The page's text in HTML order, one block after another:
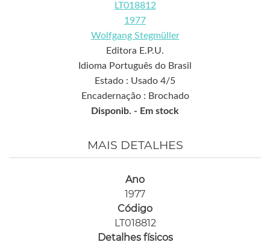
LT018812
1977
Wolfgang Stegmüller
Editora E.P.U.
Idioma Português do Brasil
Estado : Usado 4/5
Encadernação : Brochado
Disponib. - Em stock
MAIS DETALHES
Ano
1977
Código
LT018812
Detalhes físicos